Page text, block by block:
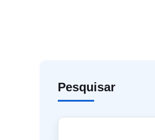
Pesquisar